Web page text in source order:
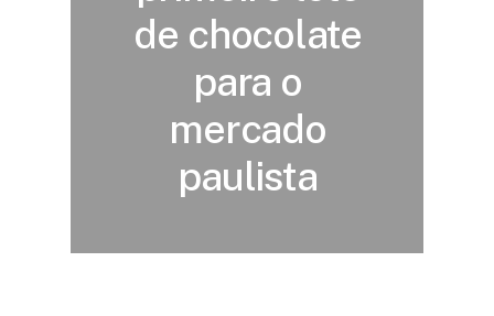
de chocolate
para o
mercado
paulista